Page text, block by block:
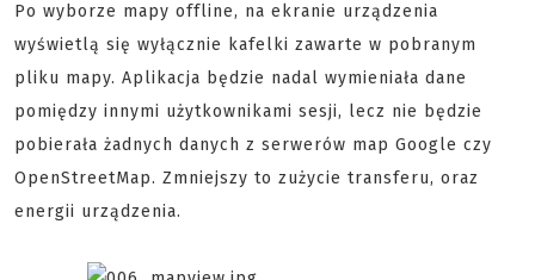
Po wyborze mapy offline, na ekranie urządzenia
wyświetlą się wyłącznie kafelki zawarte w pobranym
pliku mapy. Aplikacja będzie nadal wymieniała dane
pomiędzy innymi użytkownikami sesji, lecz nie będzie
pobierała żadnych danych z serwerów map Google czy
OpenStreetMap. Zmniejszy to zużycie transferu, oraz
energii urządzenia.